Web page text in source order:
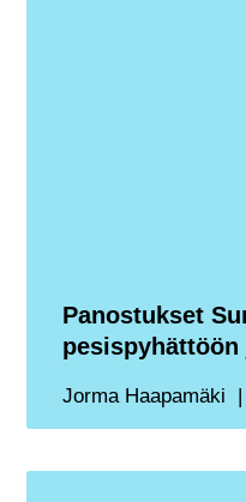
Panostukset
Jorma Haapamäki